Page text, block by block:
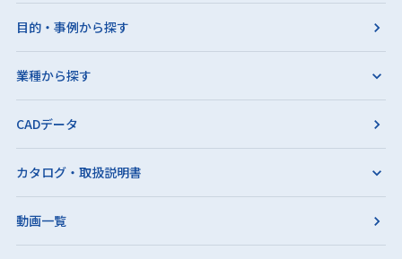
目的・事例から探す
業種から探す
CADデータ
カタログ・取扱説明書
動画一覧